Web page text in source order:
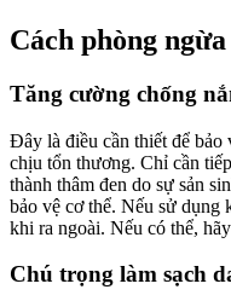
Cách phòng
Tăng cường chống
Đây là điều cần thiết để bảo
chịu tổn thương. Chỉ cần
thành thâm đen do sự sản
bảo vệ cơ thể. Nếu sử dụng
khi ra ngoài. Nếu có thể,
Chú trọng làm sạch